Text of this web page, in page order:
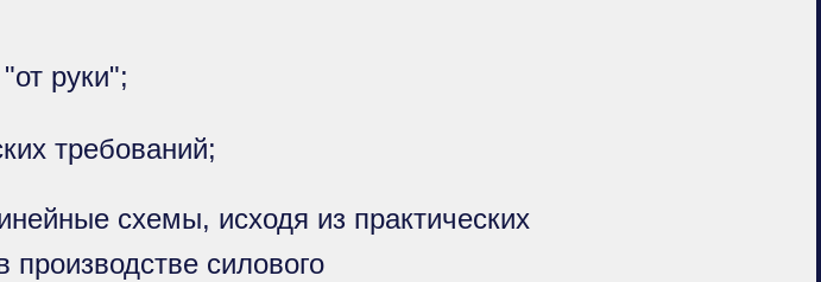
руки";
требований;
схемы, исходя из практических
силового